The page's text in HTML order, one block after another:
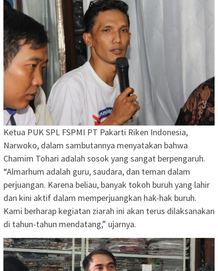
Ketua PUK SPL FSPMI PT Pakarti Riken Indonesia,
Narwoko, dalam sambutannya menyatakan bahwa
Chamim Tohari adalah sosok yang sangat berpengaruh.
“Almarhum adalah guru, saudara, dan teman dalam
perjuangan. Karena beliau, banyak tokoh buruh yang lahir
dan kini aktif dalam memperjuangkan hak-hak buruh.
Kami berharap kegiatan ziarah ini akan terus dilaksanakan
di tahun-tahun mendatang,” ujarnya.